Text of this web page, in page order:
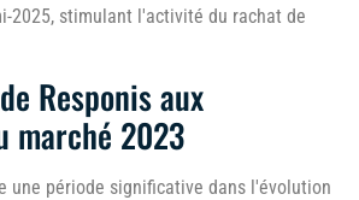
2025, stimulant l'activité du rachat de
Responis aux
marché 2023
une période significative dans l'évolution